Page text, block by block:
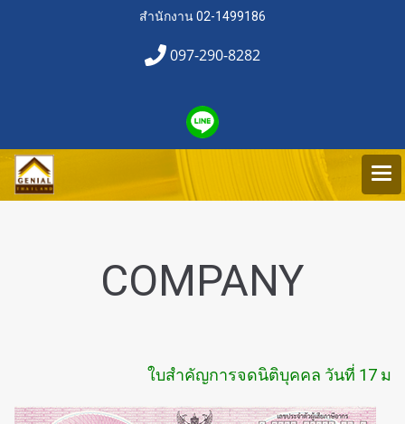
สำนักงาน 02-1499186
097-290-8282
COMPANY
ใบสำคัญการจดนิติบุคคล วันที่ 17 มก